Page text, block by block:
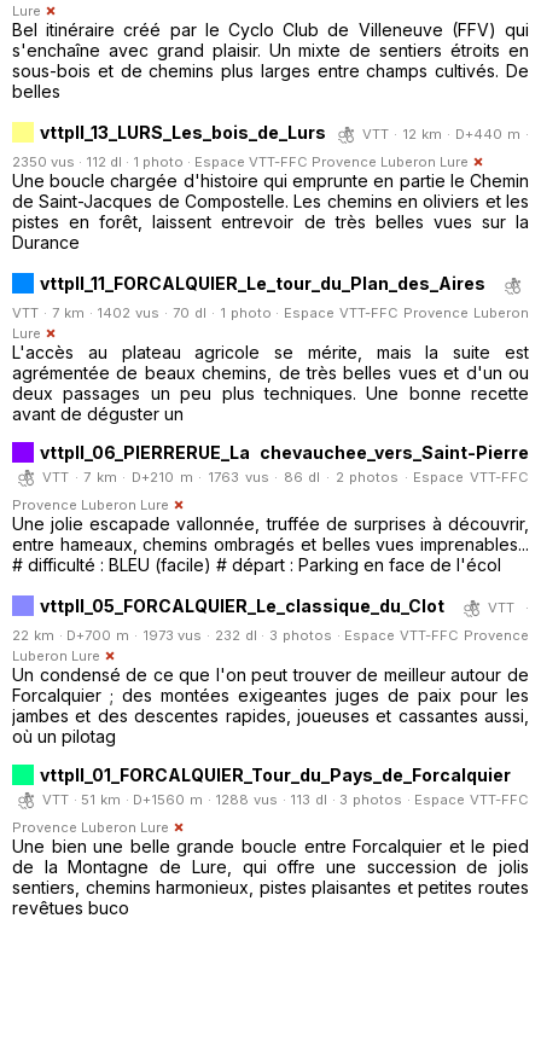
Lure
Bel itinéraire créé par le Cyclo Club de Villeneuve (FFV) qui
s'enchaîne avec grand plaisir. Un mixte de sentiers étroits en
sous-bois et de chemins plus larges entre champs cultivés. De
belles
vttpll_13_LURS_Les_bois_de_Lurs
VTT · 12 km · D+440 m ·
2350 vus · 112 dl · 1 photo · Espace VTT-FFC Provence Luberon Lure
Une boucle chargée d'histoire qui emprunte en partie le Chemin
de Saint-Jacques de Compostelle. Les chemins en oliviers et les
pistes en forêt, laissent entrevoir de très belles vues sur la
Durance
vttpll_11_FORCALQUIER_Le_tour_du_Plan_des_Aires
VTT · 7 km · 1402 vus · 70 dl · 1 photo · Espace VTT-FFC Provence Luberon
Lure
L'accès au plateau agricole se mérite, mais la suite est
agrémentée de beaux chemins, de très belles vues et d'un ou
deux passages un peu plus techniques. Une bonne recette
avant de déguster un
vttpll_06_PIERRERUE_La chevauchee_vers_Saint-Pierre
VTT · 7 km · D+210 m · 1763 vus · 86 dl · 2 photos · Espace VTT-FFC
Provence Luberon Lure
Une jolie escapade vallonnée, truffée de surprises à découvrir,
entre hameaux, chemins ombragés et belles vues imprenables...
# difficulté : BLEU (facile) # départ : Parking en face de l'écol
vttpll_05_FORCALQUIER_Le_classique_du_Clot
VTT ·
22 km · D+700 m · 1973 vus · 232 dl · 3 photos · Espace VTT-FFC Provence
Luberon Lure
Un condensé de ce que l'on peut trouver de meilleur autour de
Forcalquier ; des montées exigeantes juges de paix pour les
jambes et des descentes rapides, joueuses et cassantes aussi,
où un pilotag
vttpll_01_FORCALQUIER_Tour_du_Pays_de_Forcalquier
VTT · 51 km · D+1560 m · 1288 vus · 113 dl · 3 photos · Espace VTT-FFC
Provence Luberon Lure
Une bien une belle grande boucle entre Forcalquier et le pied
de la Montagne de Lure, qui offre une succession de jolis
sentiers, chemins harmonieux, pistes plaisantes et petites routes
revêtues buco